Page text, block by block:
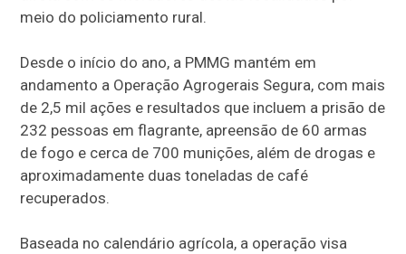
meio do policiamento rural.
Desde o início do ano, a PMMG mantém em
andamento a Operação Agrogerais Segura, com mais
de 2,5 mil ações e resultados que incluem a prisão de
232 pessoas em flagrante, apreensão de 60 armas
de fogo e cerca de 700 munições, além de drogas e
aproximadamente duas toneladas de café
recuperados.
Baseada no calendário agrícola, a operação visa